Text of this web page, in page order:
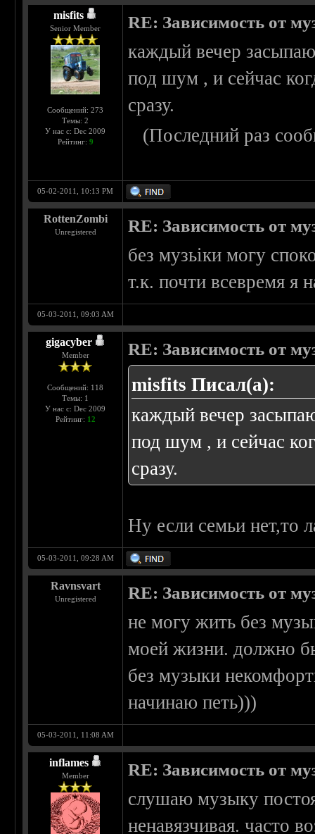
misfits
Senior Member
Сообщений: 273
Темы: 2
У нас с: Dec 2009
Рейтинг: 9
RE: Зависимость от
каждый вечер
под шум , и сейчас
сразу.
(Последний раз
05-02-2011, 10:13 PM
RottenZombi
Unregistered RE: Зависимость от
без музьіки могу
т.к. почти всевремя я
05-03-2011, 09:03 AM
gigacyber
Member
Сообщений: 118
Темы: 1
У нас с: Dec 2009
Рейтинг: 12
RE: Зависимость от
misfits Писал(а):
каждый вечер
под шум , и сейчас
сразу.
Ну если семьи нет,то
05-03-2011, 09:28 AM
Ravnsvart
Unregistered RE: Зависимость от
не могу жить без
моей жизни. должно
без музыки
начинаю петь)))
05-03-2011, 11:08 AM
inflames
Member RE: Зависимость от
слушаю музыку
ненавязчивая. часто